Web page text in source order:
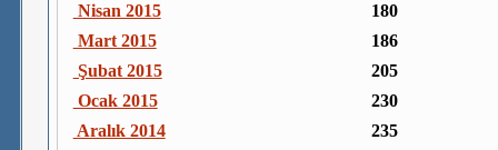
Nisan 2015
180
Mart 2015
186
Şubat 2015
205
Ocak 2015
230
Aralık 2014
235